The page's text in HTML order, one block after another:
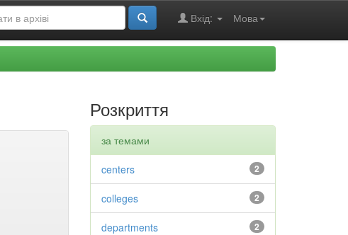
Мова
Вхід:
Розкриття
за темами
2
centers
2
colleges
2
departments